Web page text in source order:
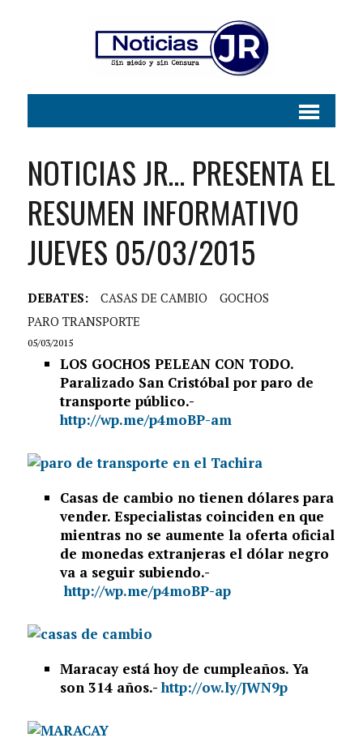
NOTICIAS JR… PRESENTA EL
RESUMEN INFORMATIVO
JUEVES 05/03/2015
DEBATES: CASAS DE CAMBIO
GOCHOS
PARO TRANSPORTE
05/03/2015
LOS GOCHOS PELEAN CON TODO.
Paralizado San Cristóbal por paro de
transporte público.-
http://wp.me/p4moBP-am
Casas de cambio no tienen dólares para
vender. Especialistas coinciden en que
mientras no se aumente la oferta oficial
de monedas extranjeras el dólar negro
va a seguir subiendo.-
http://wp.me/p4moBP-ap
Maracay está hoy de cumpleaños. Ya
son 314 años.-http://ow.ly/JWN9p